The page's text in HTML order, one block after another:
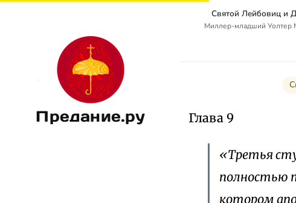
Предание.ру
Святой Лейбовиц и
Миллер-младший Уолтер
Глава 9
«Третья
полностью
котором